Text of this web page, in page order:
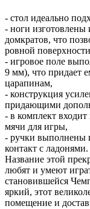
- стол идеально
- ноги
домкратов, что
ровной
- игровое поле
9 мм), что придает
царапинам,
- конструкция
придающими
- в комплект
мячи для игры,
- ручки выполнены
контакт с ладонями.
Название этой
любят и умеют
становившейся
яркий, этот
помещение и